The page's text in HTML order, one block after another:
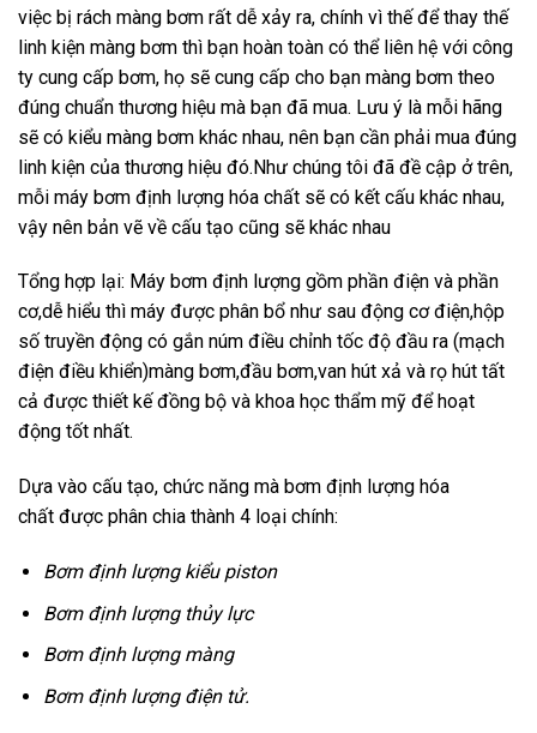
việc bị rách màng bơm rất dễ xảy ra, chính vì thế để thay thế
linh kiện màng bơm thì bạn hoàn toàn có thể liên hệ với công
ty cung cấp bơm, họ sẽ cung cấp cho bạn màng bơm theo
đúng chuẩn thương hiệu mà bạn đã mua. Lưu ý là mỗi hãng
sẽ có kiểu màng bơm khác nhau, nên bạn cần phải mua đúng
linh kiện của thương hiệu đó.Như chúng tôi đã đề cập ở trên,
mỗi máy bơm định lượng hóa chất sẽ có kết cấu khác nhau,
vậy nên bản vẽ về cấu tạo cũng sẽ khác nhau
Tổng hợp lại: Máy bơm định lượng gồm phần điện và phần
cơ,dễ hiểu thì máy được phân bổ như sau động cơ điện,hộp
số truyền động có gắn núm điều chỉnh tốc độ đầu ra (mạch
điện điều khiển)màng bơm,đầu bơm,van hút xả và rọ hút tất
cả được thiết kế đồng bộ và khoa học thẩm mỹ để hoạt
động tốt nhất.
Dựa vào cấu tạo, chức năng mà bơm định lượng hóa
chất được phân chia thành 4 loại chính:
Bơm định lượng kiểu piston
Bơm định lượng thủy lực
Bơm định lượng màng
Bơm định lượng điện tử.